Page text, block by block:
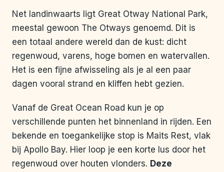
Net landinwaarts ligt Great Otway National Park,
meestal gewoon The Otways genoemd. Dit is
een totaal andere wereld dan de kust: dicht
regenwoud, varens, hoge bomen en watervallen.
Het is een fijne afwisseling als je al een paar
dagen vooral strand en kliffen hebt gezien.
Vanaf de Great Ocean Road kun je op
verschillende punten het binnenland in rijden. Een
bekende en toegankelijke stop is Maits Rest, vlak
bij Apollo Bay. Hier loop je een korte lus door het
regenwoud over houten vlonders. Deze